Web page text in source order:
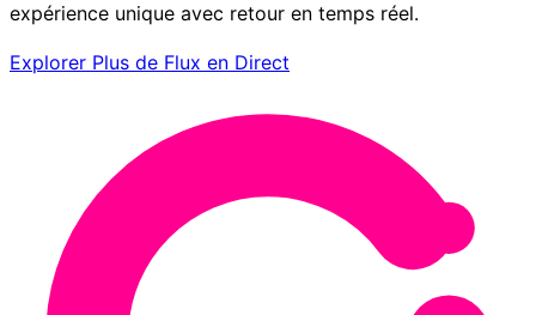
expérience unique avec retour en temps réel.
Explorer Plus de Flux en Direct